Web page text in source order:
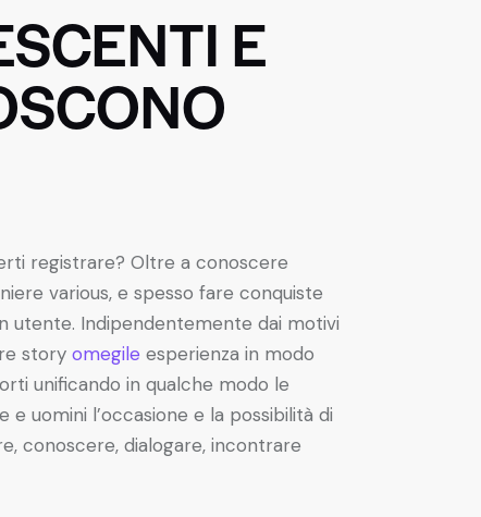
E
registrare? Oltre a conoscere
various, e spesso fare conquiste
utente. Indipendentemente dai motivi
story omegile esperienza in modo
unificando in qualche modo le
uomini l’occasione e la possibilità di
conoscere, dialogare, incontrare